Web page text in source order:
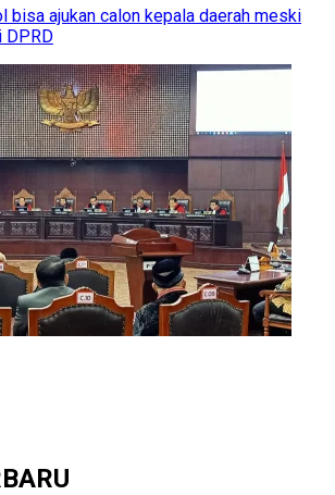
bisa ajukan calon kepala daerah meski
DPRD